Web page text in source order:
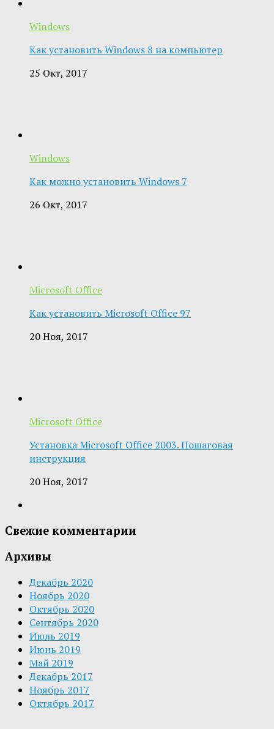
Windows
Как установить Windows 8 на компьютер
25 Окт, 2017
Windows
Как можно установить Windows 7
26 Окт, 2017
Microsoft Office
Как установить Microsoft Office 97
20 Ноя, 2017
Microsoft Office
Установка Microsoft Office 2003. Пошаговая
инструкция
20 Ноя, 2017
Свежие комментарии
Архивы
Декабрь 2020
Ноябрь 2020
Октябрь 2020
Сентябрь 2020
Июль 2019
Июнь 2019
Май 2019
Декабрь 2017
Ноябрь 2017
Октябрь 2017